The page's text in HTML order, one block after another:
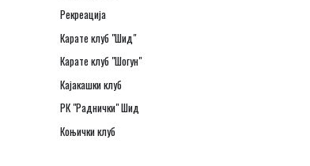
Рекреација
Карате клуб "Шид"
Карате клуб "Шогун"
Кајакашки клуб
РК "Раднички" Шид
Коњички клуб